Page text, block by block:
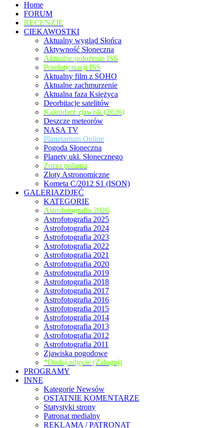
Home
FORUM
RECENZJE
CIEKAWOSTKI
Aktualny wygląd Słońca
Aktywność Słoneczna
Aktualne położenie ISS
Przeloty stacji ISS
Aktualny film z SOHO
Aktualne zachmurzenie
Aktualna faza Księżyca
Deorbitacje satelitów
Kalendarz zjawisk (2026)
Deszcze meteorów
NASA TV
Planetarium Online
Pogoda Słoneczna
Planety ukł. Słonecznego
Zorza polarna
Zloty Astronomiczne
Kometa C/2012 S1 (ISON)
GALERIAZDJĘĆ
KATEGORIE
Astrofotografia 2026
Astrofotografia 2025
Astrofotografia 2024
Astrofotografia 2023
Astrofotografia 2022
Astrofotografia 2021
Astrofotografia 2020
Astrofotografia 2019
Astrofotografia 2018
Astrofotografia 2017
Astrofotografia 2016
Astrofotografia 2015
Astrofotografia 2014
Astrofotografia 2013
Astrofotografia 2012
Astrofotografia 2011
Zjawiska pogodowe
*Dodaj zdjęcie (Zaloguj)
PROGRAMY
INNE
Kategorie Newsów
OSTATNIE KOMENTARZE
Statystyki strony
Patronat medialny
REKLAMA / PATRONAT